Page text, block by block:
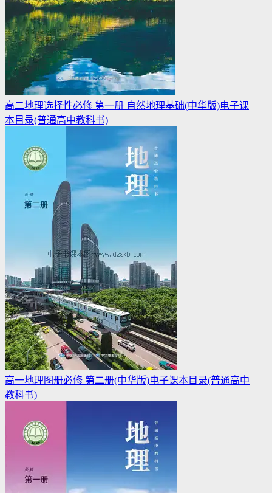
高二地理选择性必修 第一册 自然地理基础(中华版)电子课
本目录(普通高中教科书)
高一地理图册必修 第二册(中华版)电子课本目录(普通高中
教科书)